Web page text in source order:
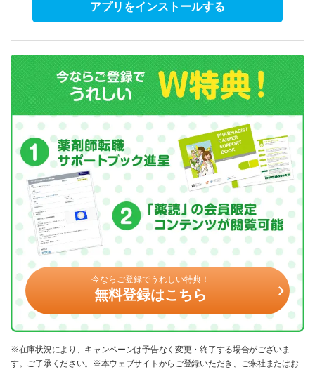
アプリをインストールする
今ならご登録でうれしい特典！
無料登録はこちら
※在庫状況により、キャンペーンは予告なく変更・終了する場合がございま
す。ご了承ください。※本ウェブサイトからご登録いただき、ご来社またはお